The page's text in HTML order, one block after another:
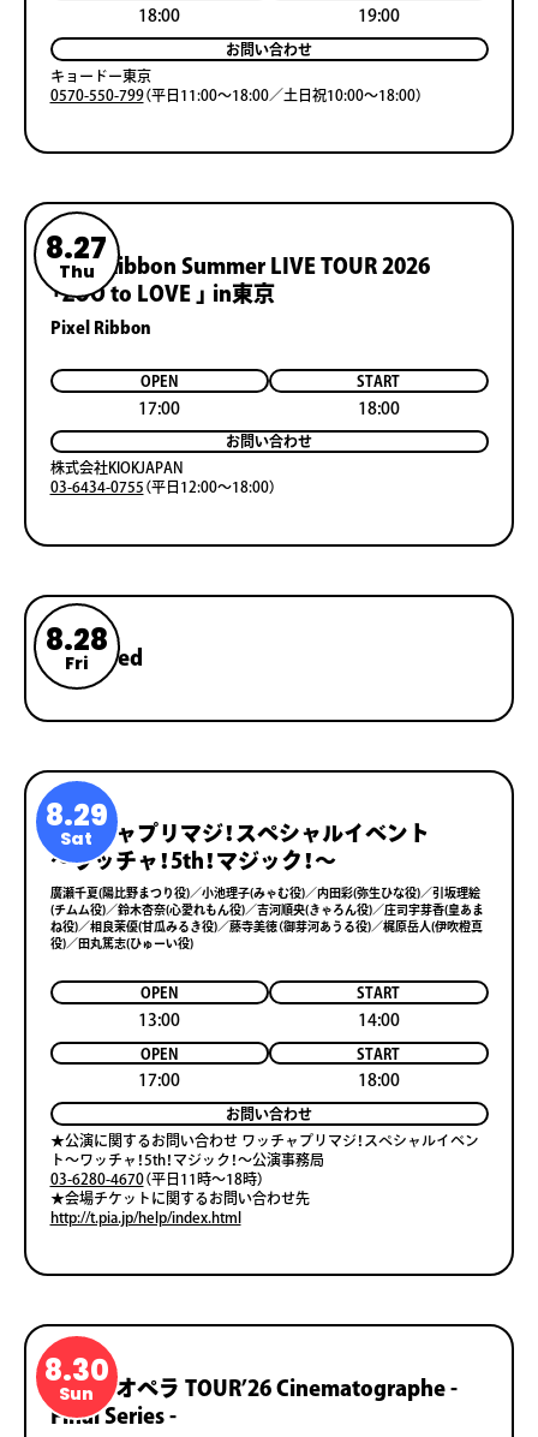
18:00 19:00
お問い合わせ
キョードー東京
0570-550-799（平日11:00〜18:00／土日祝10:00〜18:00）
8.27
Thu
Pixel Ribbon Summer LIVE TOUR 2026
「ZOO to LOVE 」 in東京
Pixel Ribbon
OPEN
17:00
START
18:00
お問い合わせ
株式会社KIOKJAPAN
03-6434-0755 （平日12:00〜18:00）
8.28
Fri
Reserved
8.29
Sat
ワッチャプリマジ！スペシャルイベント
〜ワッチャ！5th！マジック！〜
廣瀬千夏(陽⽐野まつり役)／⼩池理⼦(みゃむ役)／内⽥彩(弥⽣ひな役)／引坂理絵
(チムム役)／鈴⽊杏奈(⼼愛れもん役)／吉河順央(きゃろん役)／庄司宇芽⾹(皇あま
ね役)／相良茉優(⽢⽠みるき役)／藤寺美徳（御芽河あうる役)／梶原岳⼈(伊吹橙真
役)／⽥丸篤志(ひゅーい役)
OPEN
13:00
START
14:00
OPEN
17:00
START
18:00
お問い合わせ
★公演に関するお問い合わせ ワッチャプリマジ！スペシャルイベン
ト〜ワッチャ！5th！マジック！〜公演事務局
03-6280-4670（平⽇11時〜18時）
★会場チケットに関するお問い合わせ先
http://t.pia.jp/help/index.html
8.30
Sun
摩天楼オペラ TOURʼ26 Cinematographe -
Final Series -